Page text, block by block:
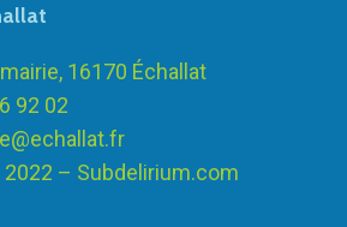
16170 Échallat
92 02
– Subdelirium.com